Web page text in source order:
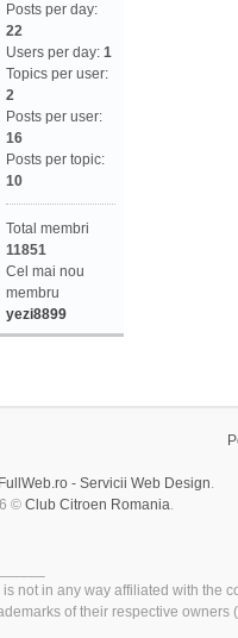
Posts per day:
22
Users per day: 1
Topics per user:
2
Posts per user:
16
Posts per topic:
10
Total membri
11851
Cel mai nou
membru
yezi8899
- Servicii Web Design.
© Club Citroen Romania.
not in any way affiliated with the
of their respective